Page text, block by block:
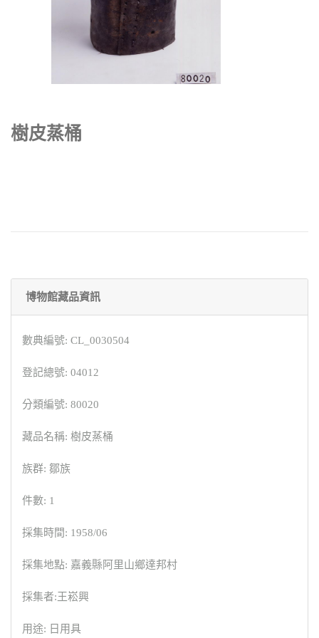
樹皮蒸桶
博物館藏品資訊
數典編號: CL_0030504
登記總號: 04012
分類編號: 80020
藏品名稱: 樹皮蒸桶
族群: 鄒族
件數: 1
採集時間: 1958/06
採集地點: 嘉義縣阿里山鄉達邦村
採集者:王崧興
用途: 日用具